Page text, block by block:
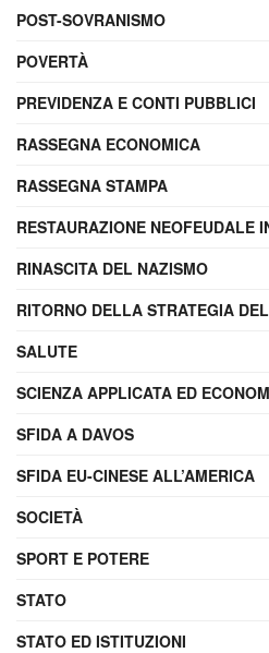
POST-SOVRANISMO
POVERTÀ
PREVIDENZA E CONTI PUBBLICI
RASSEGNA ECONOMICA
RASSEGNA STAMPA
RESTAURAZIONE NEOFEUDALE
RINASCITA DEL NAZISMO
RITORNO DELLA STRATEGIA
SALUTE
SCIENZA APPLICATA ED
SFIDA A DAVOS
SFIDA EU-CINESE ALL’AMERICA
SOCIETÀ
SPORT E POTERE
STATO
STATO ED ISTITUZIONI